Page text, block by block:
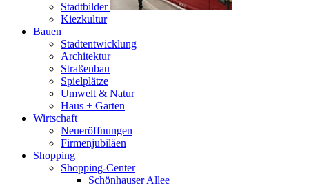
Stadtbilder
Kiezkultur
Bauen
Stadtentwicklung
Architektur
Straßenbau
Spielplätze
Umwelt & Natur
Haus + Garten
Wirtschaft
Neueröffnungen
Firmenjubiläen
Shopping
Shopping-Center
Schönhauser Allee